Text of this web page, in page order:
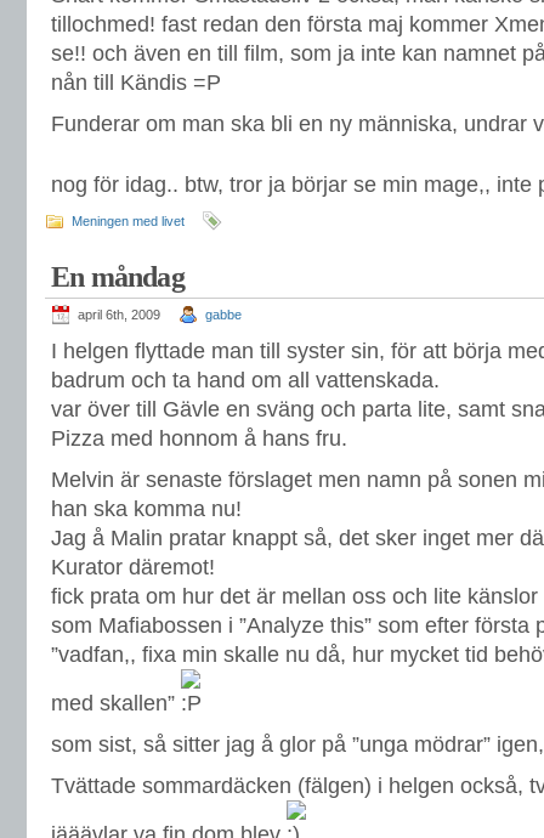
tillochmed! fast redan den första maj kommer
se!! och även en till film, som ja inte kan namnet
nån till Kändis =P
Funderar om man ska bli en ny människa, undrar
nog för idag.. btw, tror ja börjar se min mage,,
Meningen med livet
En måndag
april 6th, 2009 gabbe
I helgen flyttade man till syster sin, för att börja
badrum och ta hand om all vattenskada.
var över till Gävle en sväng och parta lite, samt
Pizza med honnom å hans fru.
Melvin är senaste förslaget men namn på sonen
han ska komma nu!
Jag å Malin pratar knappt så, det sker inget mer
Kurator däremot!
fick prata om hur det är mellan oss och lite
som Mafiabossen i ”Analyze this” som efter första
”vadfan,, fixa min skalle nu då, hur mycket tid
med skallen”
som sist, så sitter jag å glor på ”unga mödrar”
Tvättade sommardäcken (fälgen) i helgen också,